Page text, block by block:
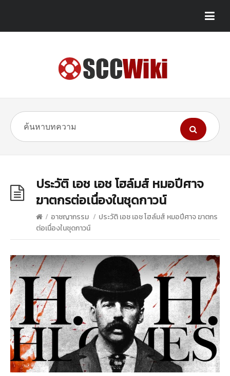
ประวัติ เอช เอช โฮล์มส์ หมอปีศาจ
ฆาตกรต่อเนื่องในชุดกาวน์
/ อาชญากรรม / ประวัติ เอช เอช โฮล์มส์ หมอปีศาจ ฆาตกร
ต่อเนื่องในชุดกาวน์